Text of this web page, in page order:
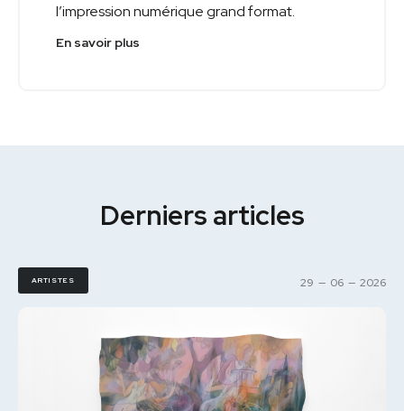
l’impression numérique grand format.
En savoir plus
Derniers articles
ARTISTES 29 — 06 — 2026